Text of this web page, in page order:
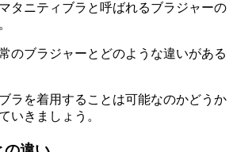
マタニティブラ と呼ばれるブラジャーの
のブラジャーとどのような違いがある
ラを着用することは可能なのかどうか
いきましょう。